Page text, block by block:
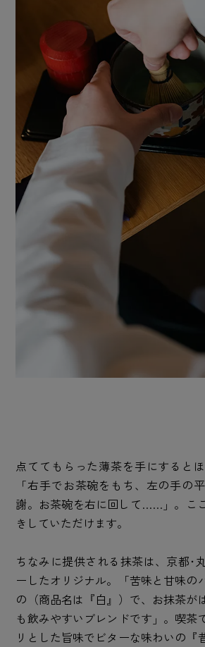
点ててもらった薄茶を手にすると
「右手でお茶碗をもち、左の手の
謝。お茶碗を右に回して……」。こ
きしていただけます。
ちなみに提供される抹茶は、京都･
ーしたオリジナル。「苦味と甘味の
の（商品名は『白』）で、お抹茶が
も飲みやすいブレンドです」。喫茶
リとした旨味でビターな味わいの『